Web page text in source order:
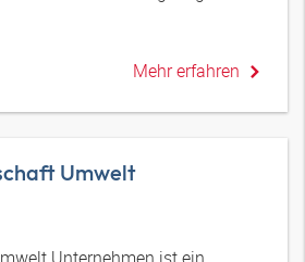
Mehr erfahren
Umwelt